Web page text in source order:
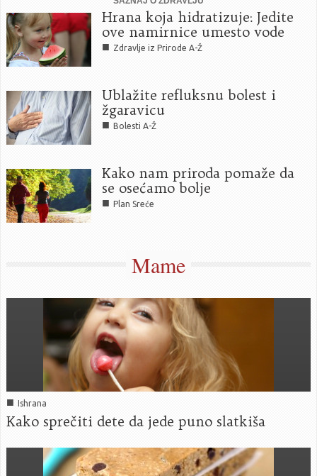
Hrana koja hidratizuje: Jedite
ove namirnice umesto vode
■ Zdravlje iz Prirode A-Ž
Ublažite refluksnu bolest i
žgaravicu
■ Bolesti A-Ž
Kako nam priroda pomaže da
se osećamo bolje
■ Plan Sreće
Mame
■ Ishrana
Kako sprečiti dete da jede puno slatkiša